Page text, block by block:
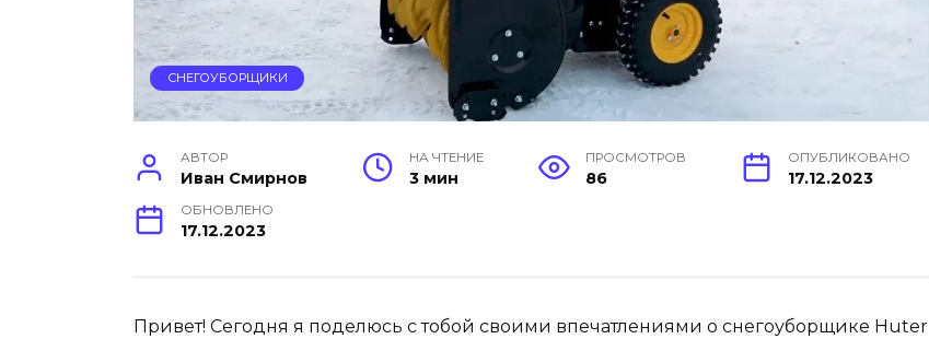
СНЕГОУБОРЩИКИ
АВТОР
Иван Смирнов
НА ЧТЕНИЕ
3 мин
ПРОСМОТРОВ
86
ОПУБЛИКОВАНО
17.12.2023
ОБНОВЛЕНО
17.12.2023
Привет! Сегодня я поделюсь с тобой своими впечатлениями о снегоуборщике Huter